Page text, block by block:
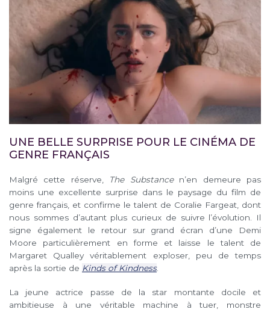
UNE BELLE SURPRISE POUR LE CINÉMA DE
GENRE FRANÇAIS
Malgré cette réserve, The Substancen’en demeure pas
moins une excellente surprise dans le paysage du film de
genre français, et confirme le talent de Coralie Fargeat, dont
nous sommes d’autant plus curieux de suivre l’évolution. Il
signe également le retour sur grand écran d’une Demi
Moore particulièrement en forme et laisse le talent de
Margaret Qualley véritablement exploser, peu de temps
après la sortie de Kinds of Kindness.
La jeune actrice passe de la star montante docile et
ambitieuse à une véritable machine à tuer, monstre